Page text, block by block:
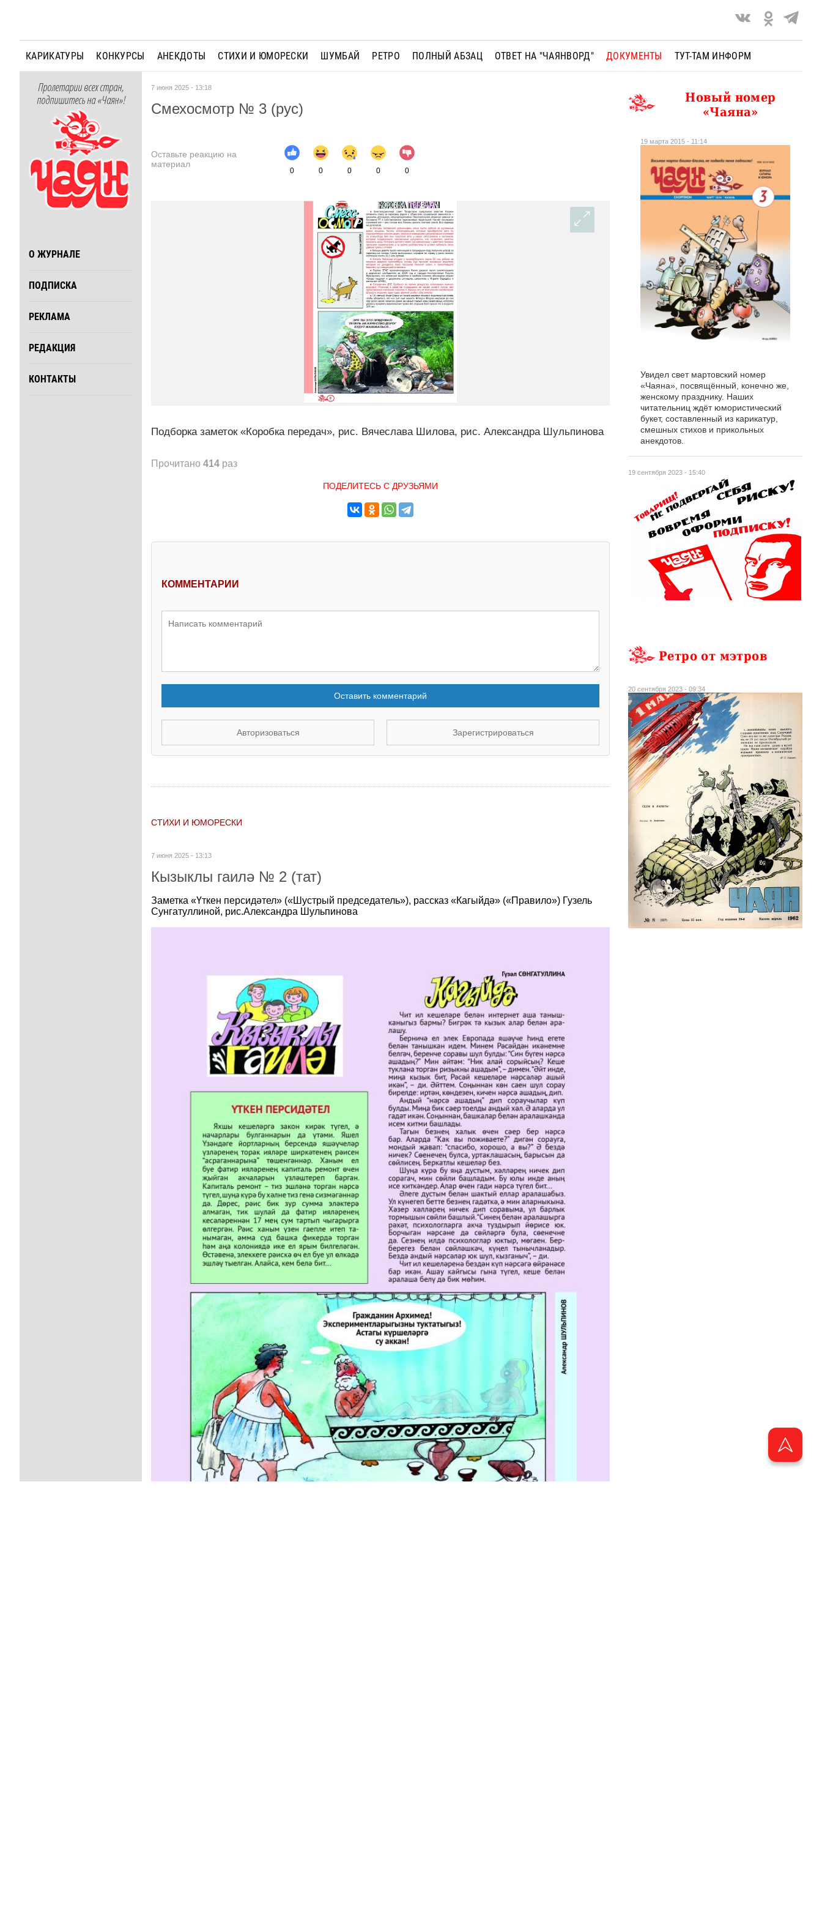
КАРИКАТУРЫ КОНКУРСЫ АНЕКДОТЫ СТИХИ И ЮМОРЕСКИ ШУМБАЙ РЕТРО ПОЛНЫЙ АБЗАЦ ОТВЕТ НА "ЧАЯНВОРД" ДОКУМЕНТЫ ТУТ-ТАМ ИНФОРМ
Пролетарии всех стран,
подпишитесь на «Чаян»!
О ЖУРНАЛЕ
ПОДПИСКА
РЕКЛАМА
РЕДАКЦИЯ
КОНТАКТЫ
7 июня 2025 - 13:18
Смехосмотр № 3 (рус)
Оставьте реакцию на
материал
0 0 0 0 0
Подборка заметок «Коробка передач», рис. Вячеслава Шилова, рис. Александра Шульпинова
Прочитано 414 раз
ПОДЕЛИТЕСЬ С ДРУЗЬЯМИ
КОММЕНТАРИИ
Оставить комментарий
Авторизоваться Зарегистрироваться
СТИХИ И ЮМОРЕСКИ
7 июня 2025 - 13:13
Кызыклы гаилә № 2 (тат)
Заметка «Үткен персидәтел» («Шустрый председатель»), рассказ «Кагыйдә» («Правило») Гузель
Сунгатуллиной, рис.Александра Шульпинова
19 сентября 2023 - 15:40
Новый номер
«Чаяна»
19 марта 2015 - 11:14
Увидел свет мартовский номер
«Чаяна», посвящённый, конечно же,
женскому празднику. Наших
читательниц ждёт юмористический
букет, составленный из карикатур,
смешных стихов и прикольных
анекдотов.
Ретро от мэтров
20 сентября 2023 - 09:34